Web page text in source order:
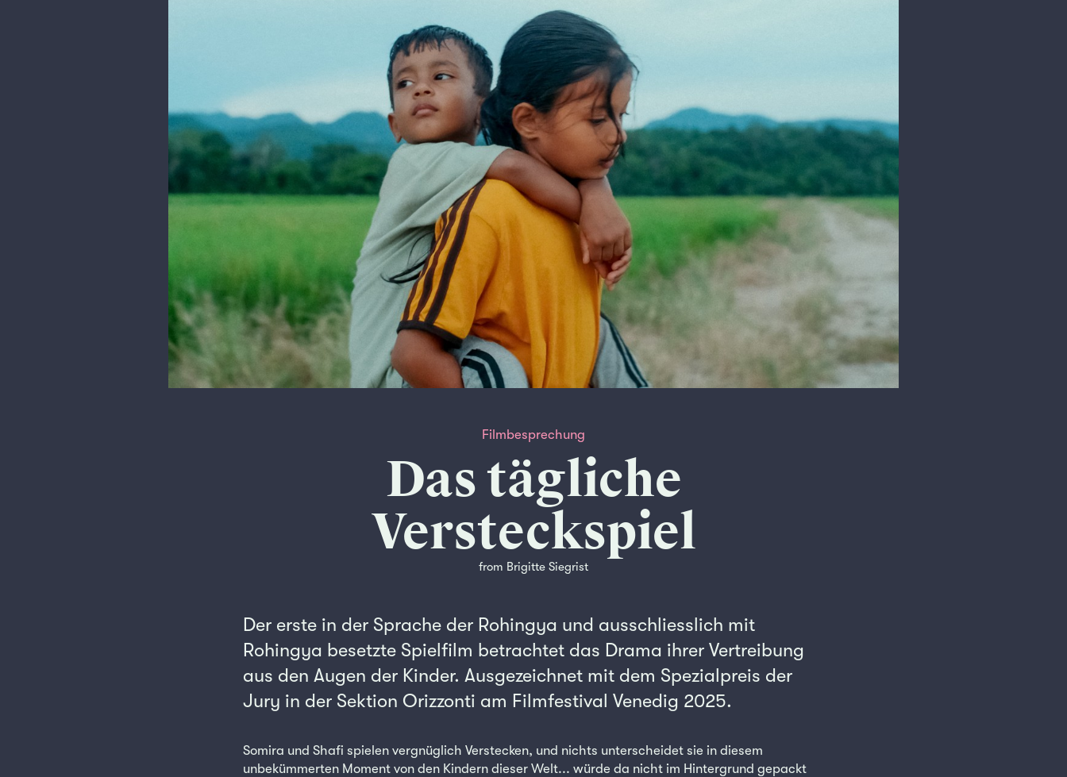
Filmbesprechung
Das tägliche
Versteckspiel
from Brigitte Siegrist
Der erste in der Sprache der Rohingya und ausschliesslich mit
Rohingya besetzte Spielfilm betrachtet das Drama ihrer Vertreibung
aus den Augen der Kinder. Ausgezeichnet mit dem Spezialpreis der
Jury in der Sektion Orizzonti am Filmfestival Venedig 2025.
Somira und Shafi spielen vergnüglich Verstecken, und nichts unterscheidet sie in diesem
unbekümmerten Moment von den Kindern dieser Welt... würde da nicht im Hintergrund gepackt